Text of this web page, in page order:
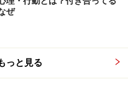
ぜ
っと見る